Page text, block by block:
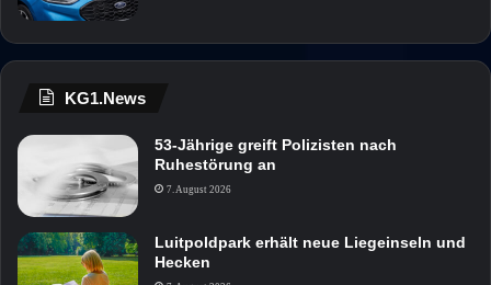
KG1.News
53-Jährige greift Polizisten nach
Ruhestörung an
7. August 2026
Luitpoldpark erhält neue Liegeinseln und
Hecken